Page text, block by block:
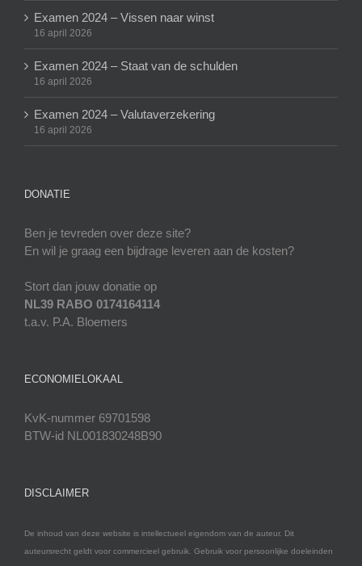
Examen 2024 – Vissen naar winst
16 april 2026
Examen 2024 – Staat van de schulden
16 april 2026
Examen 2024 – Valutaverzekering
16 april 2026
DONATIE
Ben je tevreden over deze site?
En wil je graag een bijdrage leveren aan de kosten?
Stort dan jouw donatie op
NL39 RABO 0174164114
t.a.v. P.A. Bloemers
ECONOMIELOKAAL
KvK-nummer 69701598
BTW-id NL001830248B90
DISCLAIMER
De inhoud van deze website is intellectueel eigendom van de auteur. Dit
auteursrecht geldt voor commercieel gebruik. Gebruik voor persoonlijke doeleinden